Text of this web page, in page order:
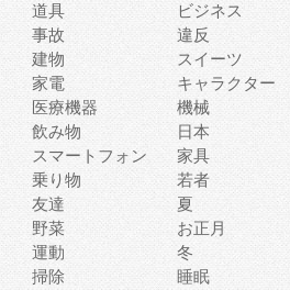
道具 ビジネス
事故 違反
建物 スイーツ
家電 キャラクター
医療機器 機械
飲み物 日本
スマートフォン 家具
乗り物 若者
友達 夏
野菜 お正月
運動 冬
掃除 睡眠